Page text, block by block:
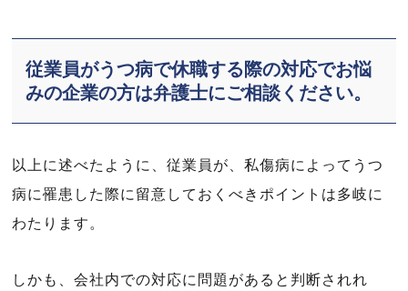
従業員がうつ病で休職する際の対応でお悩
みの企業の方は弁護士にご相談ください。
以上に述べたように、従業員が、私傷病によってうつ
病に罹患した際に留意しておくべきポイントは多岐に
わたります。
しかも、会社内での対応に問題があると判断されれ